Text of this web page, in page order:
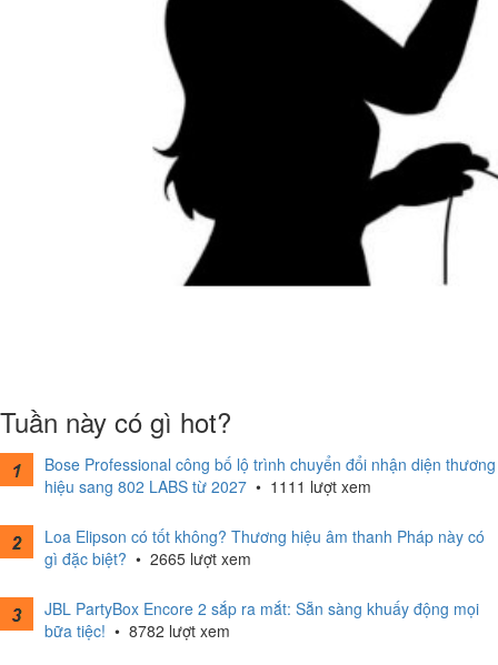
Tuần này có gì hot?
Bose Professional công bố lộ trình chuyển đổi nhận diện thương
hiệu sang 802 LABS từ 2027 • 1111 lượt xem
Loa Elipson có tốt không? Thương hiệu âm thanh Pháp này có
gì đặc biệt? • 2665 lượt xem
JBL PartyBox Encore 2 sắp ra mắt: Sẵn sàng khuấy động mọi
bữa tiệc! • 8782 lượt xem